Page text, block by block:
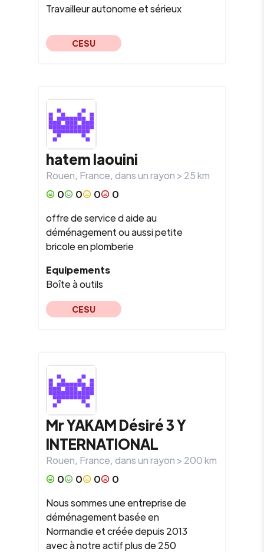
Travailleur autonome et sérieux
CESU
hatemlaouini
Rouen, France, dans un rayon > 25km
0
0 0
0
offre de service d aide au
déménagement ou aussi petite
bricole en plomberie
Equipements
Boîte à outils
CESU
Mr YAKAM Désiré3 Y
INTERNATIONAL
Rouen, France, dans un rayon > 200km
0
0 0
0
Nous sommes une entreprise de
déménagement basée en
Normandie et créée depuis 2013
avec à notre actif plus de 250